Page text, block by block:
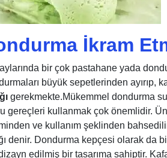
İkram
bir çok pastahane yada
büyük sepetlerinden ayırıp,
gerekmekte.Mükemmel dondurma
gereçleri kullanmak çok önemlidir.
ve kullanım şeklinden
denir. Dondurma kepçesi olarak da
edilmiş bir tasarıma sahiptir.